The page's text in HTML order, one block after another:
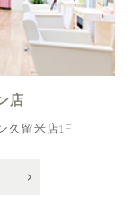
店
久留米店1F